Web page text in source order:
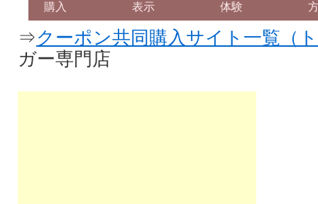
購入 表示 体験
⇒クーポン共同購入サイト一覧（
ガー専門店